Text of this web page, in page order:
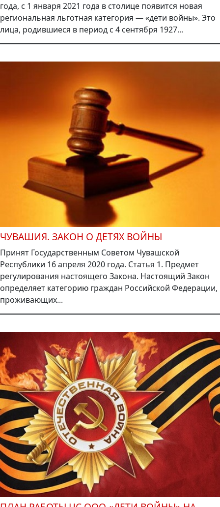
года, с 1 января 2021 года в столице появится новая
региональная льготная категория — «дети войны». Это
лица, родившиеся в период с 4 сентября 1927...
ЧУВАШИЯ. ЗАКОН О ДЕТЯХ ВОЙНЫ
Принят Государственным Советом Чувашской
Республики 16 апреля 2020 года. Статья 1. Предмет
регулирования настоящего Закона. Настоящий Закон
определяет категорию граждан Российской Федерации,
проживающих...